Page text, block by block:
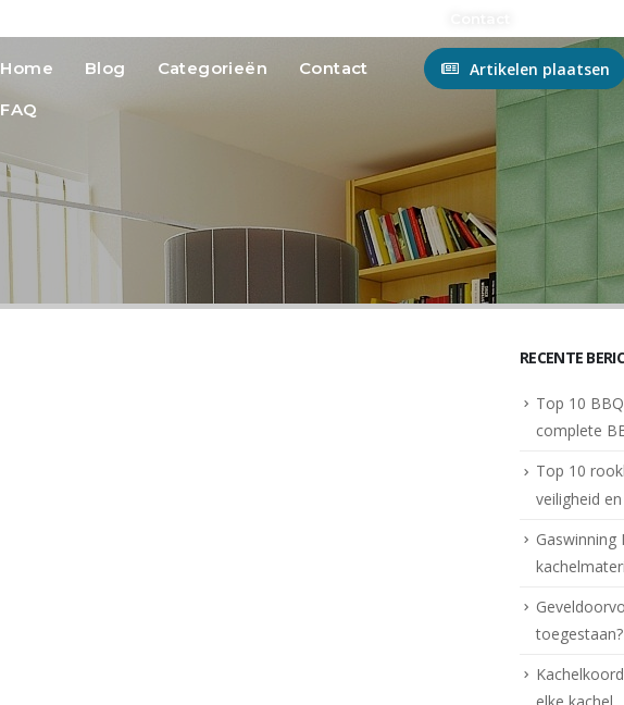
Home Blog Categorieën
Contact
FAQ
Artikelen plaatsen
RECENTE
Top 10
complete
Top 10
veiligheid
toegestaan?